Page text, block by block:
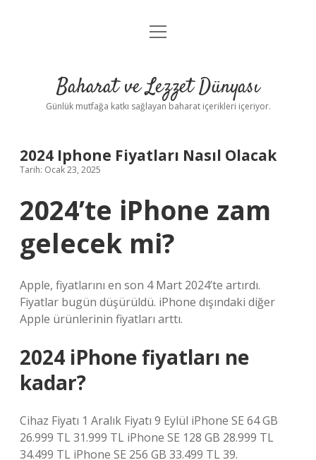
Anasayfa
Yasal Uyarı
menüyü
Baharat ve Lezzet Dünyası
Günlük mutfağa katkı sağlayan baharat içerikleri içeriyor.
2024 Iphone Fiyatları Nasıl Olacak
Tarih: Ocak 23, 2025
2024’te iPhone zam
gelecek mi?
Apple, fiyatlarını en son 4 Mart 2024’te artırdı.
Fiyatlar bugün düşürüldü. iPhone dışındaki diğer
Apple ürünlerinin fiyatları arttı.
2024 iPhone fiyatları ne
kadar?
Cihaz Fiyatı 1 Aralık Fiyatı 9 Eylül iPhone SE 64 GB
26.999 TL 31.999 TL iPhone SE 128 GB 28.999 TL
34.499 TL iPhone SE 256 GB 33.499 TL 39.